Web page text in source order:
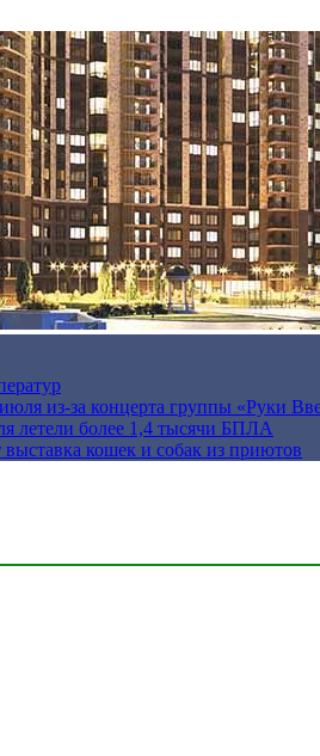
из-за концерта группы «Руки
летели более 1,4 тысячи БПЛА
кошек и собак из приютов